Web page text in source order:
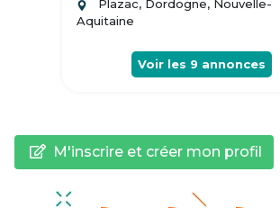
Plazac, Dordogne, Nouvelle-
Aquitaine
Voir les 9 annonces
M'inscrire et créer mon profil